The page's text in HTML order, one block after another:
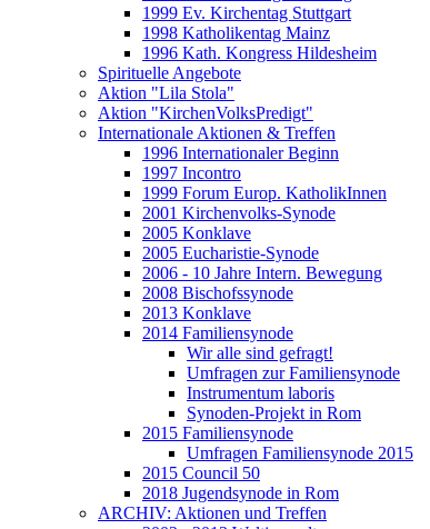
1999 Ev. Kirchentag Stuttgart
1998 Katholikentag Mainz
1996 Kath. Kongress Hildesheim
Spirituelle Angebote
Aktion "Lila Stola"
Aktion "KirchenVolksPredigt"
Internationale Aktionen & Treffen
1996 Internationaler Beginn
1997 Incontro
1999 Forum Europ. KatholikInnen
2001 Kirchenvolks-Synode
2005 Konklave
2005 Eucharistie-Synode
2006 - 10 Jahre Intern. Bewegung
2008 Bischofssynode
2013 Konklave
2014 Familiensynode
Wir alle sind gefragt!
Umfragen zur Familiensynode
Instrumentum laboris
Synoden-Projekt in Rom
2015 Familiensynode
Umfragen Familiensynode 2015
2015 Council 50
2018 Jugendsynode in Rom
ARCHIV: Aktionen und Treffen